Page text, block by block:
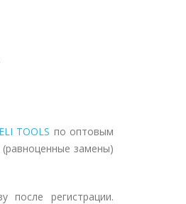
TOOLS по оптовым
(равноценные замены)
регистрации.